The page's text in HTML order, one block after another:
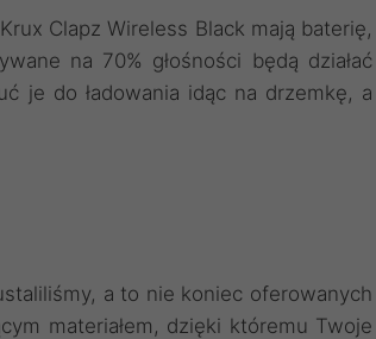
Clapz Wireless Black mają baterię,
na 70% głośności będą działać
je do ładowania idąc na drzemkę, a
a to nie koniec oferowanych
materiałem, dzięki któremu Twoje